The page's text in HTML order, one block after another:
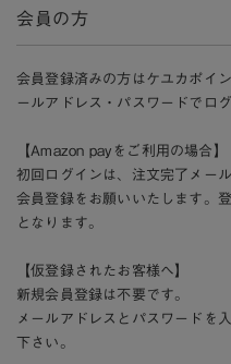
会員の方
会員登録済みの方はケユカポイ
ールアドレス・パスワードでロ
【Amazon payをご利用の場合】
初回ログインは、注文完了メー
会員登録をお願いいたします。
となります。
【仮登録されたお客様へ】
新規会員登録は不要です。
メールアドレスとパスワードを
下さい。